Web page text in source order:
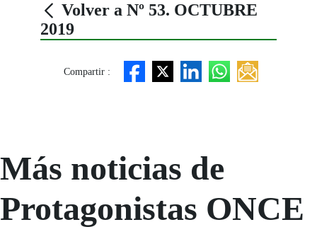
Volver a Nº 53. OCTUBRE
2019
Compartir :
Más noticias de
Protagonistas ONCE